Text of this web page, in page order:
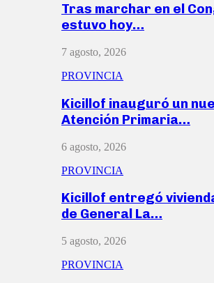
Tras marchar en el
estuvo hoy…
7 agosto, 2026
PROVINCIA
Kicillof inauguró un
Atención Primaria…
6 agosto, 2026
PROVINCIA
Kicillof entregó
de General La…
5 agosto, 2026
PROVINCIA